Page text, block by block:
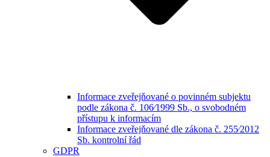
Informace zveřejňované o povinném subjektu
podle zákona č. 106⁄1999 Sb., o svobodném
přístupu k informacím
Informace zveřejňované dle zákona č. 255⁄2012
Sb. kontrolní řád
GDPR